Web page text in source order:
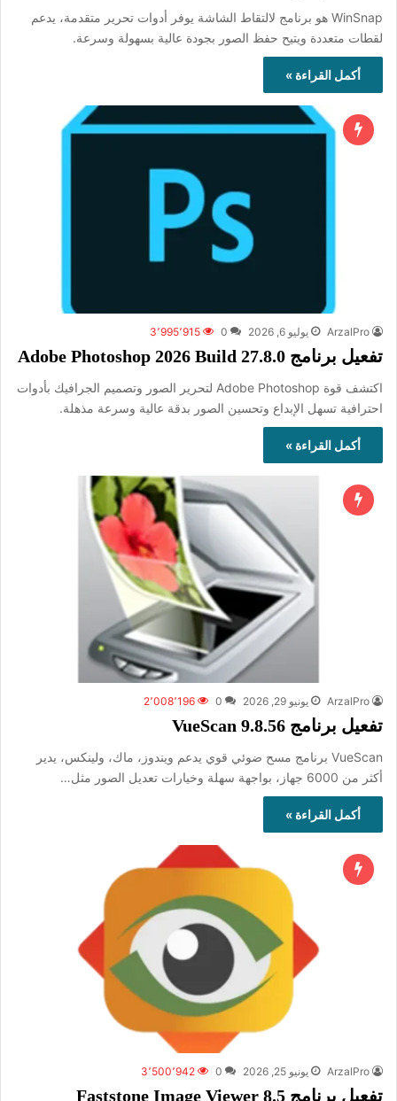
WinSnap هو برنامج لالتقاط الشاشة يوفر أدوات تحرير متقدمة، يدعم
لقطات متعددة ويتيح حفظ الصور بجودة عالية بسهولة وسرعة.
أكمل القراءة »
ArzalPro يوليو 6, 2026 0 3٬995٬915
تفعيل برنامج Adobe Photoshop 2026 Build 27.8.0
اكتشف قوة Adobe Photoshop لتحرير الصور وتصميم الجرافيك بأدوات
احترافية تسهل الإبداع وتحسين الصور بدقة عالية وسرعة مذهلة.
أكمل القراءة »
ArzalPro يونيو 29, 2026 0 2٬008٬196
تفعيل برنامج VueScan 9.8.56
VueScan برنامج مسح ضوئي قوي يدعم ويندوز، ماك، ولينكس، يدير
أكثر من 6000 جهاز، بواجهة سهلة وخيارات تعديل الصور مثل…
أكمل القراءة »
ArzalPro يونيو 25, 2026 0 3٬500٬942
تفعيل برنامج Faststone Image Viewer 8.5